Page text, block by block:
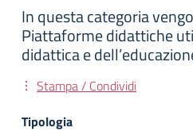
In questa categoria
Piattaforme didattiche
didattica e
Stampa / Condividi
Tipologia